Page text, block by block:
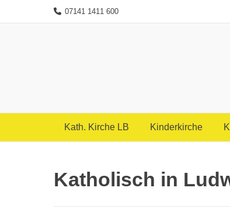
07141 1411 600
Kath. Kirche LB Kinderkirche
Katholisch in